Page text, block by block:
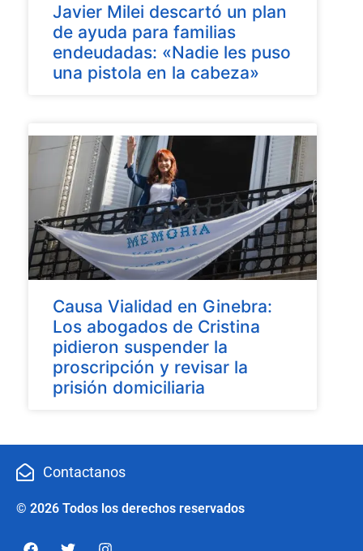
Javier Milei descartó un plan
de ayuda para familias
endeudadas: «Nadie les puso
una pistola en la cabeza»
Causa Vialidad en Ginebra:
Los abogados de Cristina
pidieron suspender la
proscripción y revisar la
prisión domiciliaria
Contactanos
© 2026 Todos los derechos reservados